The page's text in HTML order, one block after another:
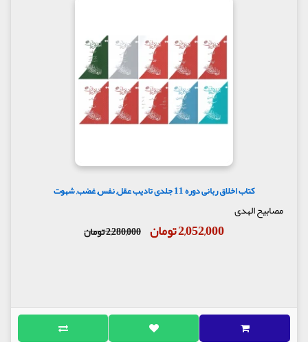
کتاب اخلاق ربانی دوره 11 جلدی تادیب عقل, نفس, غضب, شهوت
مصابیح الهدی
2,052,000 تومان 2,280,000 تومان